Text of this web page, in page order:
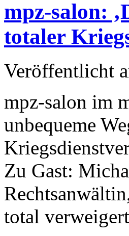
mpz-salon:
totaler
Veröffentlicht
mpz-salon im
unbequeme
Zu Gast:
total